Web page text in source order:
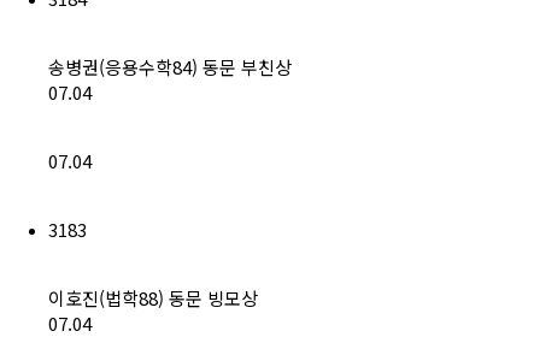
동문 동정
영상 갤러리
동문회보
송병권(응용수학84) 동문 부친상
07.04
07.04
3183
이호진(법학88) 동문 빙모상
07.04